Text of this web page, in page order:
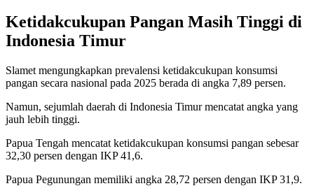
Ketidakcukupan Pangan Masih Tinggi di
Indonesia Timur
Slamet mengungkapkan prevalensi ketidakcukupan konsumsi
pangan secara nasional pada 2025 berada di angka 7,89 persen.
Namun, sejumlah daerah di Indonesia Timur mencatat angka yang
jauh lebih tinggi.
Papua Tengah mencatat ketidakcukupan konsumsi pangan sebesar
32,30 persen dengan IKP 41,6.
Papua Pegunungan memiliki angka 28,72 persen dengan IKP 31,9.